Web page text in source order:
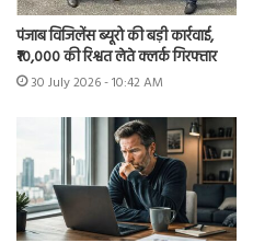
पंजाब विजिलेंस ब्यूरो की बड़ी कार्रवाई,
₹10,000 की रिश्वत लेते क्लर्क गिरफ्तार
30 July 2026 - 10:42 AM